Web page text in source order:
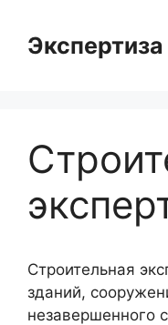
содержимому
Строительная
зданий,
незавершенного